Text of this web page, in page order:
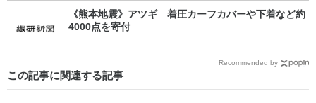
《熊本地震》アツギ 着圧カーフカバーや下着など約
4000点を寄付
Recommended by
この記事に関連する記事